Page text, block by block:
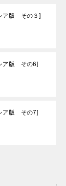
ア版 その３]
ア版 その6]
ア版 その7]